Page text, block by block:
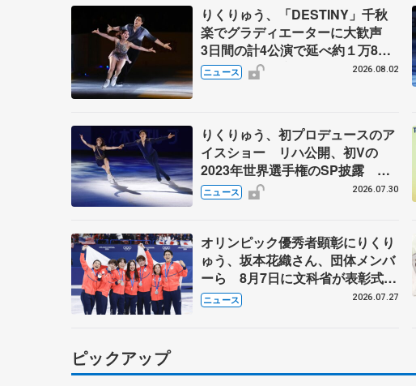
りくりゅう、「DESTINY」千秋
楽でグラディエーターに大歓声
3日間の計4公演で延べ約１万8千
人動員、三浦璃来さん感極まる
ニュース 2026.08.02
りくりゅう、初プロデュースのア
イスショー リハ公開、初Vの
2023年世界選手権のSP披露 ハ
ゼボロ、チョクベイら豪華メンバ
ーが来日
ニュース 2026.07.30
オリンピック優秀者顕彰にりくり
ゅう、坂本花織さん、団体メンバ
ーら 8月7日に文科省が表彰式、
ブルーノ・マルコット、中野園子
らコーチも
ニュース 2026.07.27
ピックアップ